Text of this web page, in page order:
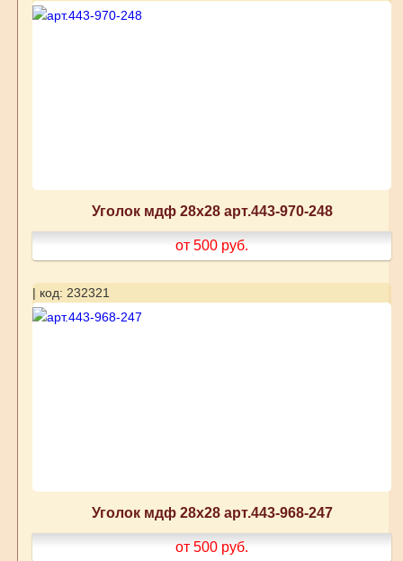
Уголок мдф 28х28 арт.443-970-248
от 500 руб.
| код: 232321
Уголок мдф 28х28 арт.443-968-247
от 500 руб.